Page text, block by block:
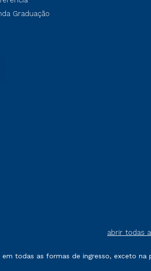
Graduação
abrir todas
as formas de ingresso, exceto na